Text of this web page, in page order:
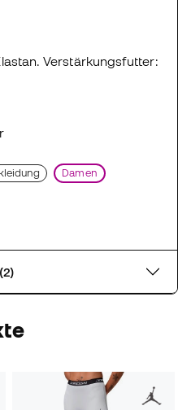
Verstärkungsfutter:
Damen
Persönliche Bewertung (2)